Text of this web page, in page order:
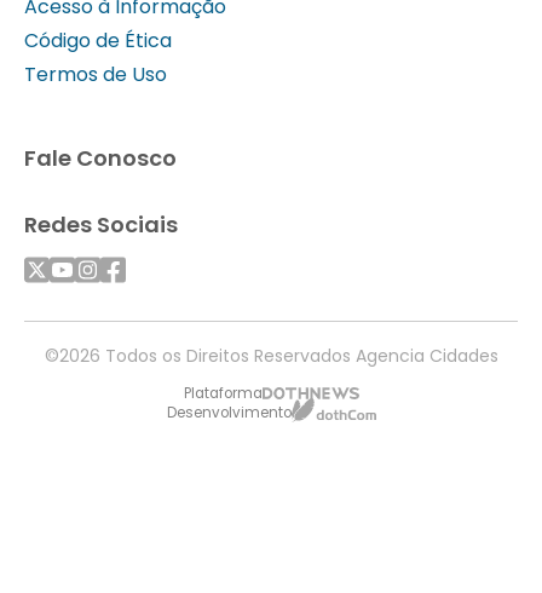
Acesso à Informação
Código de Ética
Termos de Uso
Fale Conosco
Redes Sociais
©2026 Todos os Direitos Reservados Agencia Cidades
Plataforma
Desenvolvimento